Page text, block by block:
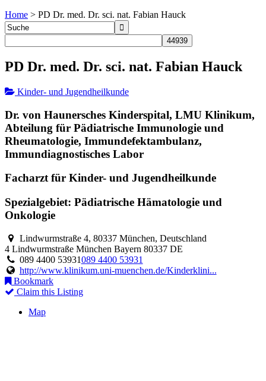
Home > PD Dr. med. Dr. sci. nat. Fabian Hauck
PD Dr. med. Dr. sci. nat. Fabian Hauck
Kinder- und Jugendheilkunde
Dr. von Haunersches Kinderspital, LMU Klinikum,
Abteilung für Pädiatrische Immunologie und
Rheumatologie, Immundefektambulanz,
Immundiagnostisches Labor
Facharzt für Kinder- und Jugendheilkunde
Spezialgebiet: Pädiatrische Hämatologie und
Onkologie
Lindwurmstraße 4, 80337 München, Deutschland
4 Lindwurmstraße München Bayern 80337 DE
089 4400 53931089 4400 53931
http://www.klinikum.uni-muenchen.de/Kinderklini...
Bookmark
Claim this Listing
Map